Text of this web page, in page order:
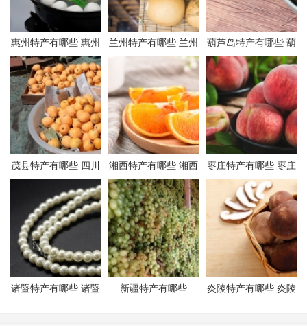
惠州特产有哪些 惠州
有哪些特产
兰州特产有哪些 兰州
有哪些特产
葫芦岛特产有哪些 葫
芦岛有哪些特产
茂县特产有哪些 四川
茂县有哪些特产
湘西特产有哪些 湘西
有哪些特产
枣庄特产有哪些 枣庄
有哪些特产
诸暨特产有哪些 诸暨
新疆特产有哪些
炎陵特产有哪些 炎陵